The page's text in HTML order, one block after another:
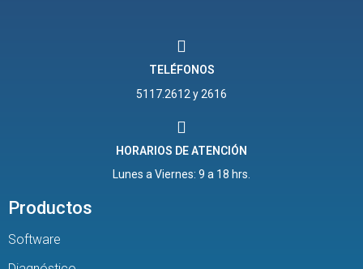
TELÉFONOS
5117.2612 y 2616
HORARIOS DE ATENCIÓN
Lunes a Viernes: 9 a 18 hrs.
Productos
Software